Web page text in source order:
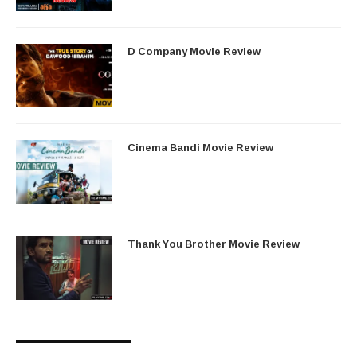
D Company Movie Review
Cinema Bandi Movie Review
Thank You Brother Movie Review